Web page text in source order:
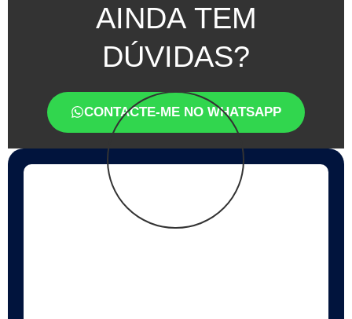
AINDA TEM
DÚVIDAS?
CONTACTE-ME NO WHATSAPP